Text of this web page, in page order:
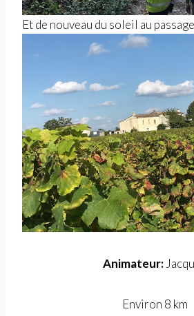
Et de nouveau du soleil au
Animateur:
Environ 8 km